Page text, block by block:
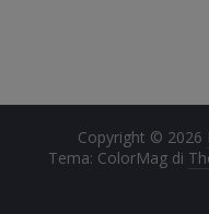
Copyright © 2026
Tema: ColorMag di